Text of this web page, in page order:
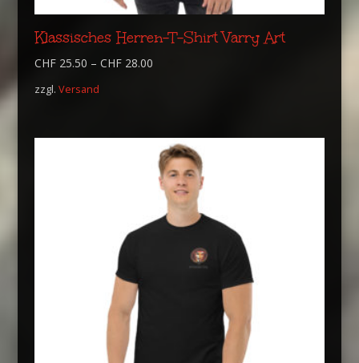
Klassisches Herren-T-Shirt Varry Art
CHF25.50 – CHF28.00
zzgl. Versand